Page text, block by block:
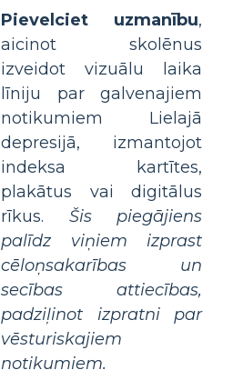
Pievelciet uzmanību,
aicinot skolēnus
izveidot vizuālu laika
līniju par galvenajiem
notikumiem Lielajā
depresijā, izmantojot
indeksa kartītes,
plakātus vai digitālus
rīkus. Šis piegājiens
palīdz viņiem izprast
cēloņsakarības un
secības attiecības,
padziļinot izpratni par
vēsturiskajiem
notikumiem.